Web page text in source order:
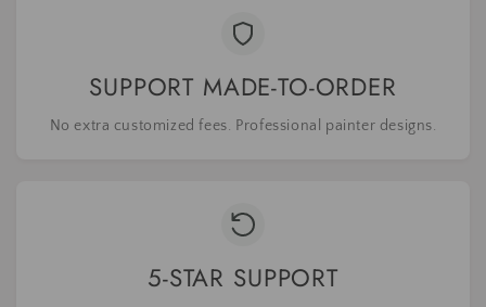
SUPPORT MADE-TO-ORDER
No extra customized fees. Professional painter designs.
5-STAR SUPPORT